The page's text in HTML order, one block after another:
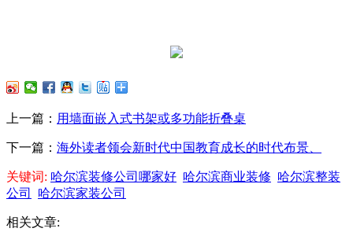
上一篇： 用墙面嵌入式书架或多功能折叠桌
下一篇： 海外读者领会新时代中国教育成长的时代布景、
关键词: 哈尔滨装修公司哪家好 哈尔滨商业装修 哈尔滨整装
公司
哈尔滨家装公司
相关文章: